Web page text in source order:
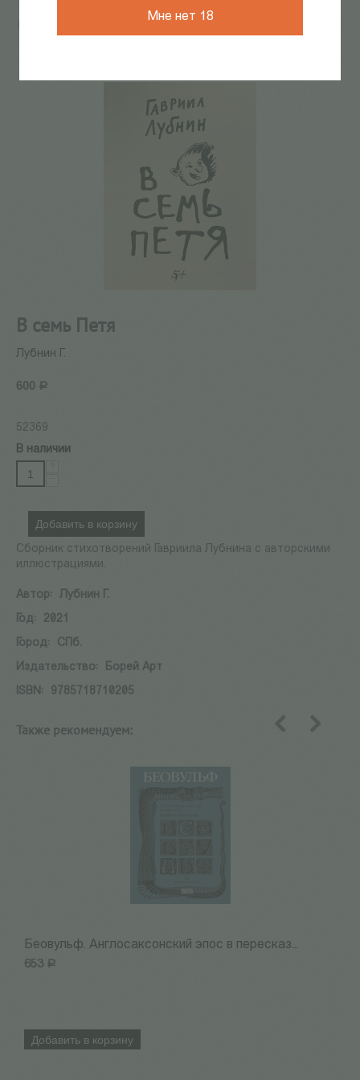
Мне нет 18
В семь Петя
Лубнин Г.
600 Р
52369
В наличии
Добавить в корзину
Сборник стихотворений Гавриила Лубнина с авторскими
иллюстрациями.
Автор:
Лубнин Г.
Год:
2021
Город:
СПб.
Издательство:
Борей Арт
ISBN:
9785718710205
Также рекомендуем:
Беовульф. Англосаксонский эпос в пересказ...
653 Р
Добавить в корзину